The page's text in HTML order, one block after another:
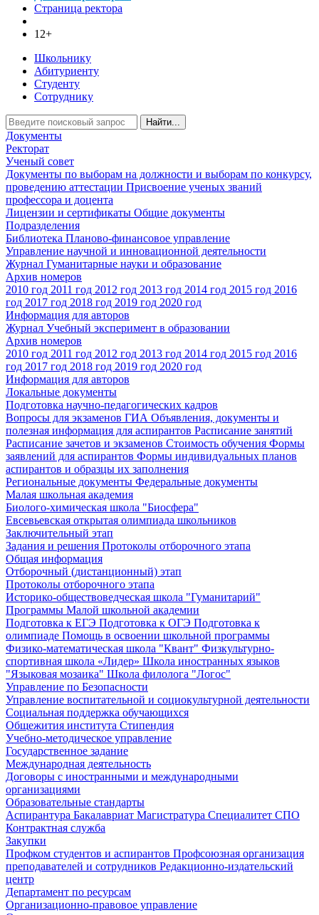
Страница ректора
12+
Школьнику
Абитуриенту
Студенту
Сотруднику
Найти...
Документы
Ректорат
Ученый совет
Документы по выборам на должности и выборам по конкурсу,
проведению аттестации Присвоение ученых званий
профессора и доцента
Лицензии и сертификаты Общие документы
Подразделения
Библиотека Планово-финансовое управление
Управление научной и инновационной деятельности
Журнал Гуманитарные науки и образование
Архив номеров
2010 год 2011 год 2012 год 2013 год 2014 год 2015 год 2016
год 2017 год 2018 год 2019 год 2020 год
Информация для авторов
Журнал Учебный эксперимент в образовании
Архив номеров
2010 год 2011 год 2012 год 2013 год 2014 год 2015 год 2016
год 2017 год 2018 год 2019 год 2020 год
Информация для авторов
Локальные документы
Подготовка научно-педагогических кадров
Вопросы для экзаменов ГИА Объявления, документы и
полезная информация для аспирантов Расписание занятий
Расписание зачетов и экзаменов Стоимость обучения Формы
заявлений для аспирантов Формы индивидуальных планов
аспирантов и образцы их заполнения
Региональные документы Федеральные документы
Малая школьная академия
Биолого-химическая школа "Биосфера"
Евсевьевская открытая олимпиада школьников
Заключительный этап
Задания и решения Протоколы отборочного этапа
Общая информация
Отборочный (дистанционный) этап
Протоколы отборочного этапа
Историко-обществоведческая школа "Гуманитарий"
Программы Малой школьной академии
Подготовка к ЕГЭ Подготовка к ОГЭ Подготовка к
олимпиаде Помощь в освоении школьной программы
Физико-математическая школа "Квант" Физкультурно-
спортивная школа «Лидер» Школа иностранных языков
"Языковая мозаика" Школа филолога "Логос"
Управление по Безопасности
Управление воспитательной и социокультурной деятельности
Социальная поддержка обучающихся
Общежития института Стипендия
Учебно-методическое управление
Государственное задание
Международная деятельность
Договоры с иностранными и международными
организациями
Образовательные стандарты
Аспирантура Бакалавриат Магистратура Специалитет СПО
Контрактная служба
Закупки
Профком студентов и аспирантов Профсоюзная организация
преподавателей и сотрудников Редакционно-издательский
центр
Департамент по ресурсам
Организационно-правовое управление